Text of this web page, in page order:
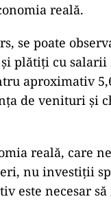
reală.
se poate
plătiți cu salarii
aproximativ
de venituri și
reală, care
nu investiții
este necesar